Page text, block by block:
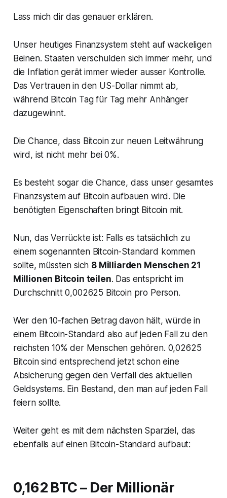
Lass mich dir das genauer erklären.
Unser heutiges Finanzsystem steht auf wackeligen
Beinen. Staaten verschulden sich immer mehr, und
die Inflation gerät immer wieder ausser Kontrolle.
Das Vertrauen in den US-Dollar nimmt ab,
während Bitcoin Tag für Tag mehr Anhänger
dazugewinnt.
Die Chance, dass Bitcoin zur neuen Leitwährung
wird, ist nicht mehr bei 0%.
Es besteht sogar die Chance, dass unser gesamtes
Finanzsystem auf Bitcoin aufbauen wird. Die
benötigten Eigenschaften bringt Bitcoin mit.
Nun, das Verrückte ist: Falls es tatsächlich zu
einem sogenannten Bitcoin-Standard kommen
sollte, müssten sich 8 Milliarden Menschen 21
Millionen Bitcoin teilen. Das entspricht im
Durchschnitt 0,002625 Bitcoin pro Person.
Wer den 10-fachen Betrag davon hält, würde in
einem Bitcoin-Standard also auf jeden Fall zu den
reichsten 10% der Menschen gehören. 0,02625
Bitcoin sind entsprechend jetzt schon eine
Absicherung gegen den Verfall des aktuellen
Geldsystems. Ein Bestand, den man auf jeden Fall
feiern sollte.
Weiter geht es mit dem nächsten Sparziel, das
ebenfalls auf einen Bitcoin-Standard aufbaut:
0,162 BTC – Der Millionär